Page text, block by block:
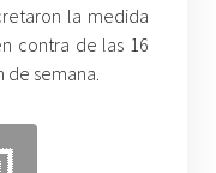
la medida
contra de las 16
semana.